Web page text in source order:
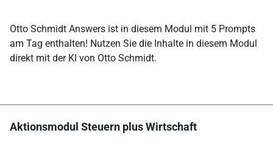
Otto Schmidt Answers ist in diesem Modul mit 5 Prompts
am Tag enthalten! Nutzen Sie die Inhalte in diesem Modul
direkt mit der KI von Otto Schmidt.
Aktionsmodul Steuern plus Wirtschaft